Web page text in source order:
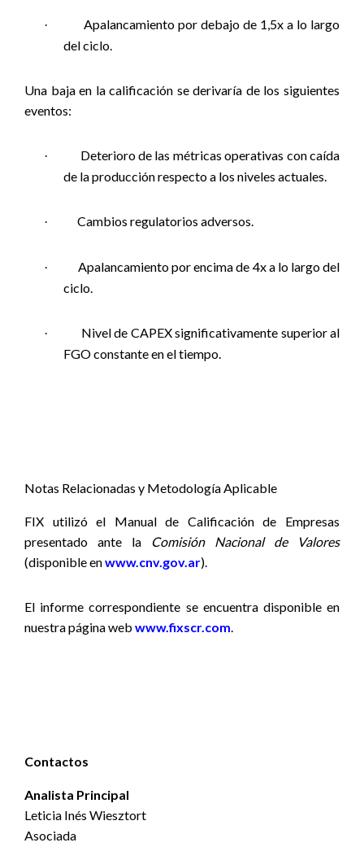
·
Apalancamiento por debajo de 1,5x a lo largo
del ciclo.
Una baja en la calificación se derivaría de los siguientes
eventos:
·
Deterioro de las métricas operativas con caída
de la producción respecto a los niveles actuales.
· Cambios regulatorios adversos.
·
Apalancamiento por encima de 4x a lo largo del
ciclo.
·
Nivel de CAPEX significativamente superior al
FGO constante en el tiempo.
Notas Relacionadas y Metodología Aplicable
FIX utilizó el Manual de Calificación de Empresas
presentado ante la
Comisión Nacional de Valores
(disponible enwww.cnv.gov.ar).
El informe correspondiente se encuentra disponible en
nuestra página web www.fixscr.com.
Contactos
Analista Principal
Leticia Inés Wiesztort
Asociada